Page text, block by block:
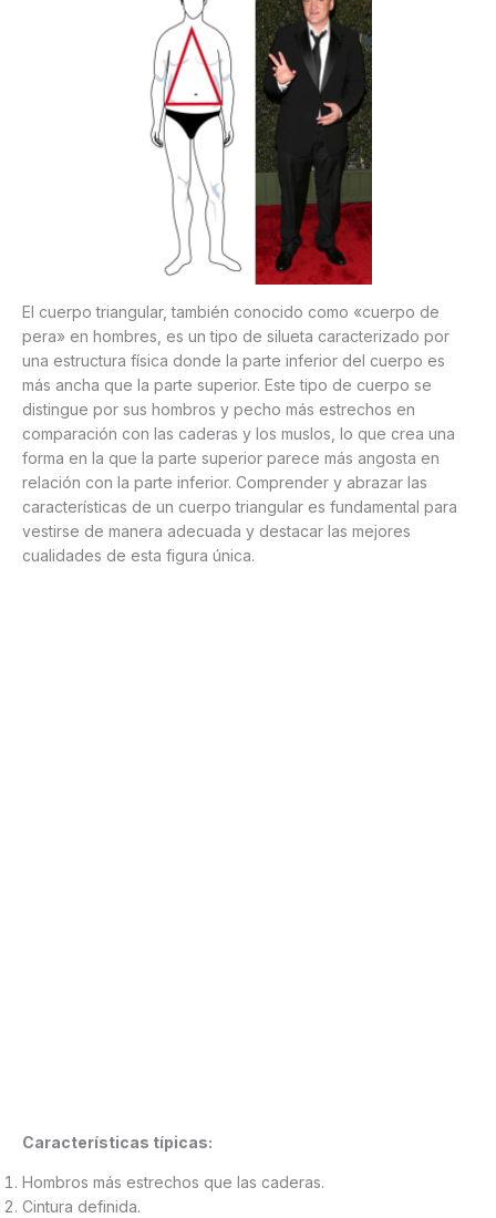
El cuerpo triangular, también conocido como «cuerpo de
pera» en hombres, es un tipo de silueta caracterizado por
una estructura física donde la parte inferior del cuerpo es
más ancha que la parte superior. Este tipo de cuerpo se
distingue por sus hombros y pecho más estrechos en
comparación con las caderas y los muslos, lo que crea una
forma en la que la parte superior parece más angosta en
relación con la parte inferior. Comprender y abrazar las
características de un cuerpo triangular es fundamental para
vestirse de manera adecuada y destacar las mejores
cualidades de esta figura única.
Características típicas:
Hombros más estrechos que las caderas.
Cintura definida.